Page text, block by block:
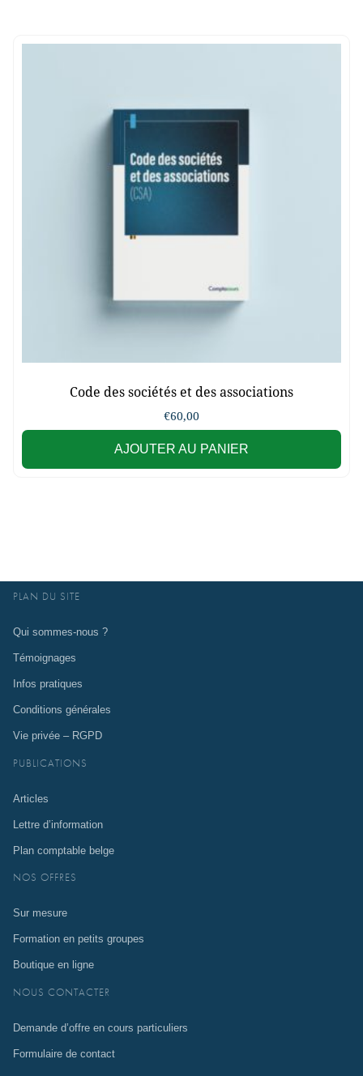
Code des sociétés et des associations
€60,00
AJOUTER AU PANIER
PLAN DU SITE
Qui sommes-nous ?
Témoignages
Infos pratiques
Conditions générales
Vie privée – RGPD
PUBLICATIONS
Articles
Lettre d’information
Plan comptable belge
NOS OFFRES
Sur mesure
Formation en petits groupes
Boutique en ligne
NOUS CONTACTER
Demande d’offre en cours particuliers
Formulaire de contact